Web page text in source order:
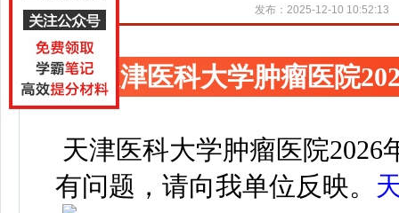
发布：2025-12-10 10:52:13
天津医科大学肿瘤医院
天津医科大学肿瘤医院
有问题，请向我单位反映。